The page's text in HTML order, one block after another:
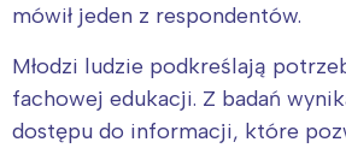
mówił jeden z respondentów.
Młodzi ludzie podkreślają
fachowej edukacji. Z badań
dostępu do informacji, które